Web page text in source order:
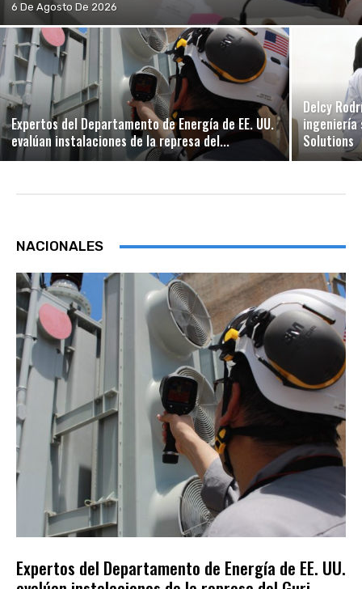
6 De Agosto De 2026
Expertos del Departamento de Energía de EE. UU.
evalúan instalaciones de la represa del...
Delcy
ingeniería
Solutions
NACIONALES
Expertos del Departamento de Energía de EE. UU.